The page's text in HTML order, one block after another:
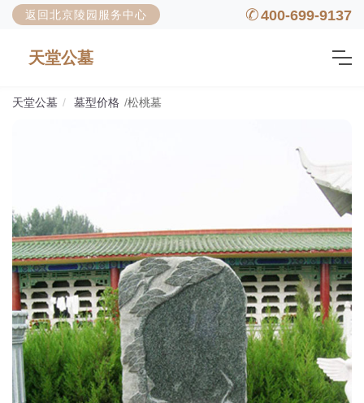
返回北京陵园服务中心 400-699-9137
天堂公墓
天堂公墓 墓型价格 松桃墓